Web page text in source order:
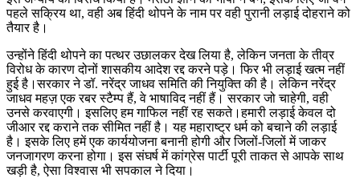
पहले सक्रिय था, वही अब हिंदी थोपने के नाम पर वही पुरानी लड़ाई दोहराने को
तैयार है।
उन्होंने हिंदी थोपने का पत्थर उछालकर देख लिया है, लेकिन जनता के तीव्र
विरोध के कारण दोनों शासकीय आदेश रद्द करने पड़े। फिर भी लड़ाई खत्म नहीं
हुई है।सरकार ने डॉ. नरेंद्र जाधव समिति की नियुक्ति की है। लेकिन नरेंद्र
जाधव महज़ एक रबर स्टैम्प हैं, वे भाषाविद नहीं हैं। सरकार जो चाहेगी, वही
उनसे करवाएगी। इसलिए हम गाफिल नहीं रह सकते।हमारी लड़ाई केवल दो
जीआर रद्द कराने तक सीमित नहीं है। यह महाराष्ट्र धर्म को बचाने की लड़ाई
है। इसके लिए हमें एक कार्ययोजना बनानी होगी और जिलों-जिलों में जाकर
जनजागरण करना होगा। इस संघर्ष में कांग्रेस पार्टी पूरी ताकत से आपके साथ
खड़ी है, ऐसा विश्वास भी सपकाल ने दिया।